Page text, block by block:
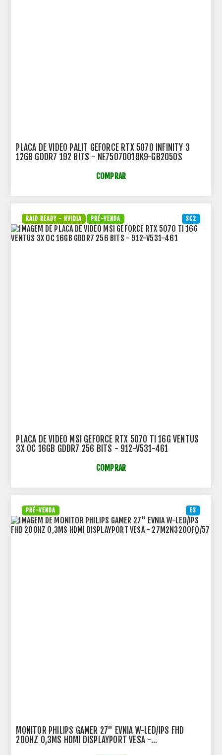
PLACA DE VIDEO PALIT GEFORCE RTX 5070 INFINITY 3
12GB GDDR7 192 BITS - NE75070019K9-GB2050S
COMPRAR
SC2
RAID READY - NVIDIA PRÉ-VENDA
PLACA DE VIDEO MSI GEFORCE RTX 5070 TI 16G VENTUS
3X OC 16GB GDDR7 256 BITS - 912-V531-461
COMPRAR
ES
PRÉ-VENDA
MONITOR PHILIPS GAMER 27" EVNIA W-LED/IPS FHD
200HZ 0,3MS HDMI DISPLAYPORT VESA -